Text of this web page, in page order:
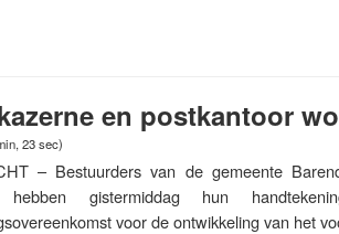
en postkantoor
23 sec)
– Bestuurders van de gemeente
hebben gistermiddag hun
voor de ontwikkeling van het